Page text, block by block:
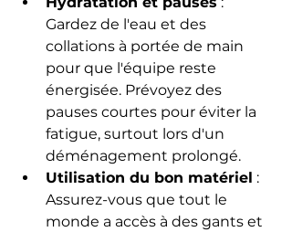
Gardez de l'eau et des
collations à portée de main
pour que l'équipe reste
énergisée. Prévoyez des
pauses courtes pour éviter la
fatigue, surtout lors d'un
déménagement prolongé.
Utilisation du bon matériel :
Assurez-vous que tout le
monde a accès à des gants et